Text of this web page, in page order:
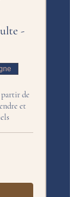
-
de
et